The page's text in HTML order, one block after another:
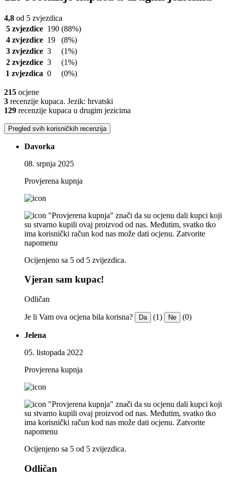
4,8 od 5 zvjezdica
5 zvjezdice 190 (88%)
4 zvjezdice 19
(8%)
3 zvjezdice 3
(1%)
2 zvjezdice 3
(1%)
1 zvjezdica 0 (0%)
215 ocjene
3 recenzije kupaca. Jezik: hrvatski
129 recenzije kupaca u drugim jezicima
Pregled svih korisničkih recenzija
Davorka
08. srpnja 2025
Provjerena kupnja
"Provjerena kupnja" znači da su ocjenu dali kupci koji
su stvarno kupili ovaj proizvod od nas. Međutim, svatko tko
ima korisnički račun kod nas može dati ocjenu. Zatvorite
napomenu
Ocijenjeno sa 5 od 5 zvijezdica.
Vjeran sam kupac!
Odličan
Je li Vam ova ocjena bila korisna? Da (1) Ne (0)
Jelena
05. listopada 2022
Provjerena kupnja
"Provjerena kupnja" znači da su ocjenu dali kupci koji
su stvarno kupili ovaj proizvod od nas. Međutim, svatko tko
ima korisnički račun kod nas može dati ocjenu. Zatvorite
napomenu
Ocijenjeno sa 5 od 5 zvijezdica.
Odličan